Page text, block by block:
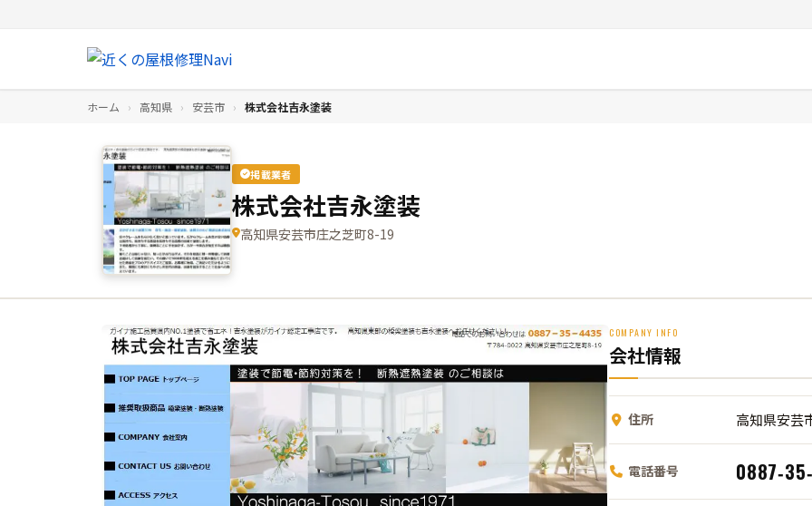
ホーム › 高知県 › 安芸市 › 株式会社吉永塗装
掲載業者
株式会社吉永塗装
高知県安芸市庄之芝町8-19
COMPANY INFO
会社情報
住所 高知県安芸
電話番号